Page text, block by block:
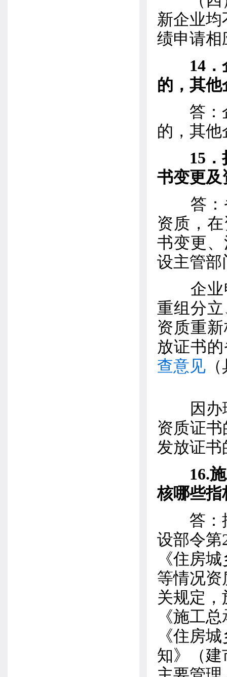
新企业
绩申请相
14
的，其
答：企
的，其
15
书变更及
答：省
资质，
书变更
设主管部
企业申
重组分
资质重
放证书
查意见
因办理
资质证
发放证书
16.
核哪些指
答：按
设部令第
《住房
等情况资
关规定
《施工
《住房
知》（建